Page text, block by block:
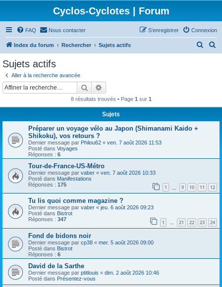
Cyclos-Cyclotes | Forum
FAQ Nous contacter Connexion
S’enregistrer
Index du forum Rechercher Sujets actifs
Sujets actifs
Aller à la recherche avancée
Rechercher
8 résultats trouvés • Page 1 sur 1
Sujets
Préparer un voyage vélo au Japon (Shimanami Kaido +
Shikoku), vos retours ?
Dernier message par Philou62 « ven. 7 août 2026 11:53
Posté dans Voyages
Réponses : 6
Tour-de-France-US-Métro
Dernier message par vaber « ven. 7 août 2026 10:33
Posté dans Manifestations
Réponses : 175 1 9 10 11 12
Tu lis quoi comme magazine ?
Dernier message par vaber « jeu. 6 août 2026 09:23
Posté dans Bistrot
Réponses : 347 1 … 21 22 23 24
Fond de bidons noir
Dernier message par cp38 « mer. 5 août 2026 09:00
Posté dans Bistrot
Réponses : 6
David de la Sarthe
Dernier message par ptitlouis « dim. 2 août 2026 10:46
Posté dans Présentez-vous